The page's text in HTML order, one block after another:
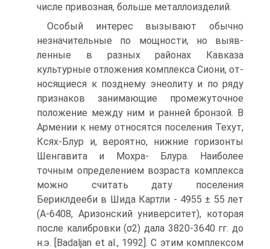
чис­ле привозная, больше металлоизделий.
Особый интерес вызывают обычно
незначительные по мощности, но выяв­
ленные в разных районах Кавказа
культурные отложения комплекса Сиони, от­
носящиеся к позднему энеолиту и по ряду
признаков занимающие промежуточ­ное
положение между ним и ранней бронзой. В
Армении к нему относятся по­селения Техут,
Ксях-Блур и, вероятно, нижние горизонты
Шенгавита и Мохра- Блура. Наиболее
точным определением возраста комплекса
можно считать да­ту поселения
Бериклдееби в Шида Картли - 4955 ± 55 лет
(А-6408, Аризонский университет), которая
после калибровки (σ2) дала 3820-3640 гг. до
н.э. [Badaljan et al., 1992]. С этим комплексом